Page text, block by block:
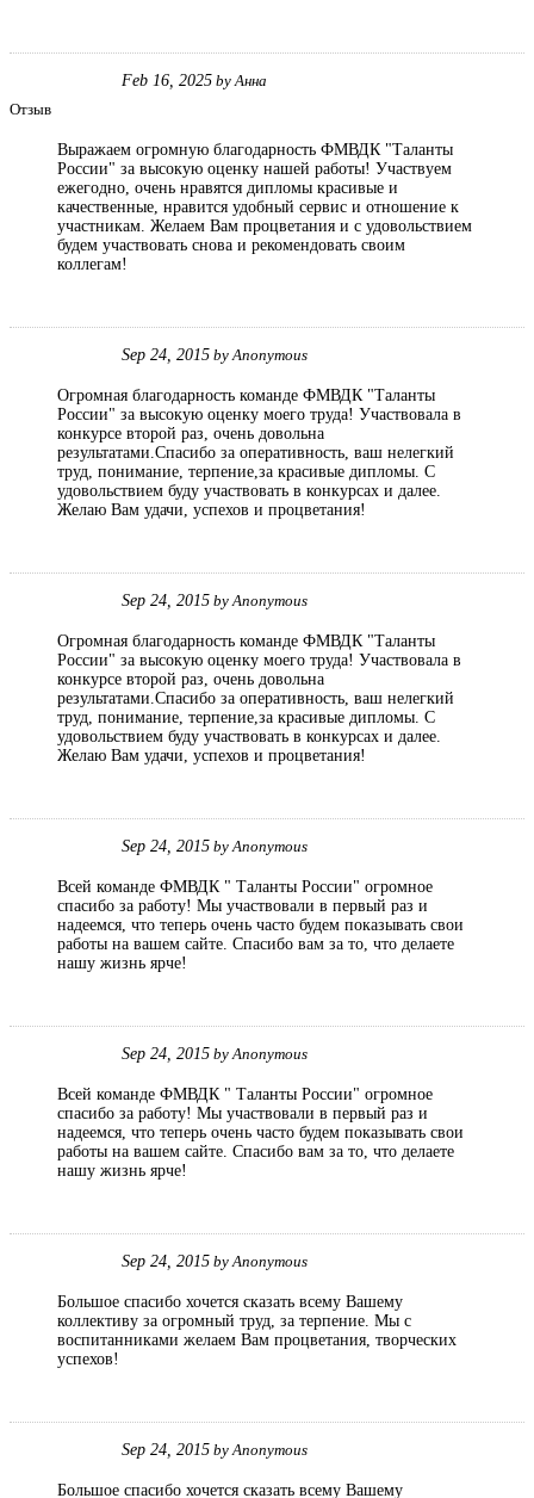
Feb 16, 2025 by Анна
Отзыв
Выражаем огромную благодарность ФМВДК "Таланты
России" за высокую оценку нашей работы! Участвуем
ежегодно, очень нравятся дипломы красивые и
качественные, нравится удобный сервис и отношение к
участникам. Желаем Вам процветания и с удовольствием
будем участвовать снова и рекомендовать своим
коллегам!
Sep 24, 2015 by Anonymous
Огромная благодарность команде ФМВДК "Таланты
России" за высокую оценку моего труда! Участвовала в
конкурсе второй раз, очень довольна
результатами.Спасибо за оперативность, ваш нелегкий
труд, понимание, терпение,за красивые дипломы. С
удовольствием буду участвовать в конкурсах и далее.
Желаю Вам удачи, успехов и процветания!
Sep 24, 2015 by Anonymous
Огромная благодарность команде ФМВДК "Таланты
России" за высокую оценку моего труда! Участвовала в
конкурсе второй раз, очень довольна
результатами.Спасибо за оперативность, ваш нелегкий
труд, понимание, терпение,за красивые дипломы. С
удовольствием буду участвовать в конкурсах и далее.
Желаю Вам удачи, успехов и процветания!
Sep 24, 2015 by Anonymous
Всей команде ФМВДК " Таланты России" огромное
спасибо за работу! Мы участвовали в первый раз и
надеемся, что теперь очень часто будем показывать свои
работы на вашем сайте. Спасибо вам за то, что делаете
нашу жизнь ярче!
Sep 24, 2015 by Anonymous
Всей команде ФМВДК " Таланты России" огромное
спасибо за работу! Мы участвовали в первый раз и
надеемся, что теперь очень часто будем показывать свои
работы на вашем сайте. Спасибо вам за то, что делаете
нашу жизнь ярче!
Sep 24, 2015 by Anonymous
Большое спасибо хочется сказать всему Вашему
коллективу за огромный труд, за терпение. Мы с
воспитанниками желаем Вам процветания, творческих
успехов!
Sep 24, 2015 by Anonymous
Большое спасибо хочется сказать всему Вашему